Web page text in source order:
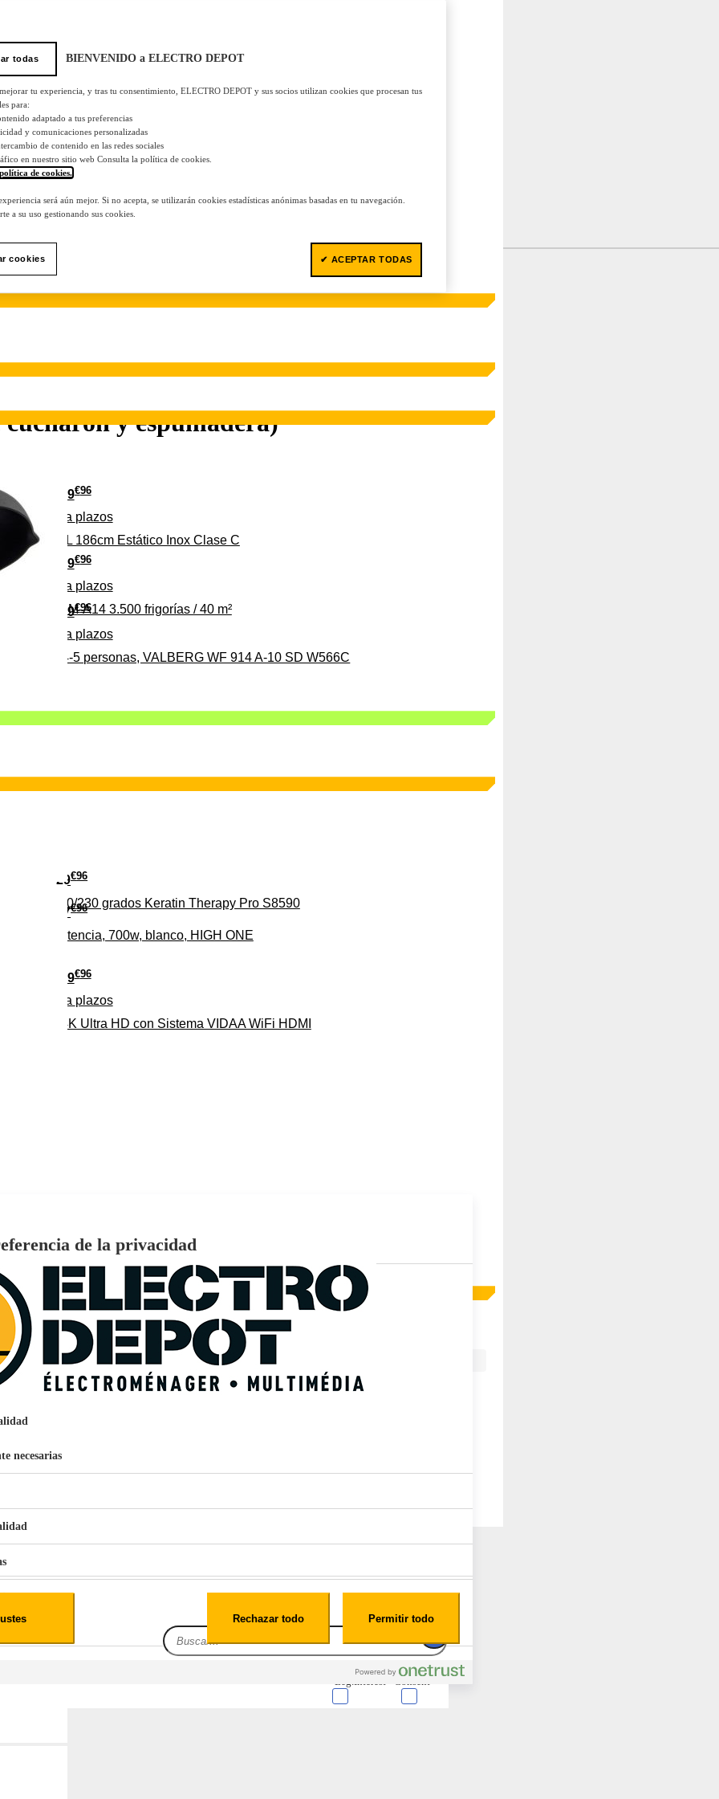
279€96
Pago a plazos
para 4-5 personas, VALBERG WF 914 A-10 SD W566C
349€96
Pago a plazos
C 315L 186cm Estático Inox Clase C
37€96
de potencia, 700w, blanco, HIGH ONE
369€96
Pago a plazos
CLIM-A14 3.500 frigorías / 40 m²
1,1L Limpia Sofás Alfombras Coche SP3
29€96
160/230 grados Keratin Therapy Pro S8590
279€96
Pago a plazos
EL 4K Ultra HD con Sistema VIDAA WiFi HDMI
159€ 96
Pago aplazos
EcoTank EPSON ET-2861
y espumadera)
todas BIENVENIDO a ELECTRO DEPOT
tu experiencia, y tras tu consentimiento, ELECTRO DEPOT y sus socios utilizan cookies que procesan tus
para:
adaptado a tus preferencias
y comunicaciones personalizadas
de contenido en las redes sociales
en nuestro sitio web Consulta la política de cookies.
de cookies.
será aún mejor. Si no acepta, se utilizarán cookies estadísticas anónimas basadas en tu navegación.
a su uso gestionando sus cookies.
cookies ✔ ACEPTAR TODAS
de la privacidad
necesarias
Consent
Leg.Interest
Rechazar todo Permitir todo